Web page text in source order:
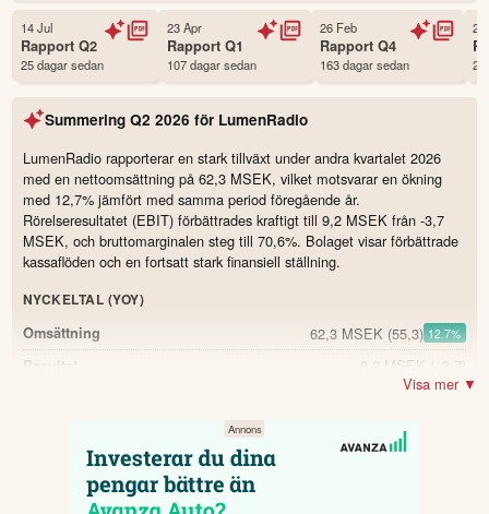
Sverige
Första handelsdag 07 Dec 2022
Antal ägare Avanza
Källa:Börsdata
14 Jul
RapportQ2
25 dagar sedan
23 Apr
RapportQ1
107 dagar sedan
26 Feb
RapportQ4
163 dagar sedan
28
Summering Q2 2026 för LumenRadio
LumenRadio rapporterar en stark tillväxt under andra kvartalet 2026
med en nettoomsättning på 62,3 MSEK, vilket motsvarar en ökning
med 12,7% jämfört med samma period föregående år.
Rörelseresultatet (EBIT) förbättrades kraftigt till 9,2 MSEK från -3,7
MSEK, och bruttomarginalen steg till 70,6%. Bolaget visar förbättrade
kassaflöden och en fortsatt stark finansiell ställning.
NYCKELTAL (YOY)
Omsättning
62,3 MSEK (55,3) 12.7%
Resultat 9,2 MSEK (−3,7)
13,2 MSEK
EBITDA-marginal
Kassaflöde
Visa mer ▼